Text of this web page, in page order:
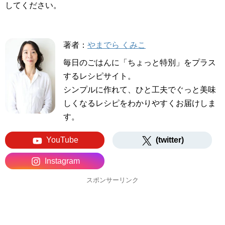
してください。
著者： やまでら くみこ
毎日のごはんに「ちょっと特別」をプラス
するレシピサイト。
シンプルに作れて、ひと工夫でぐっと美味
しくなるレシピをわかりやすくお届けしま
す。
YouTube (twitter)
Instagram
スポンサーリンク